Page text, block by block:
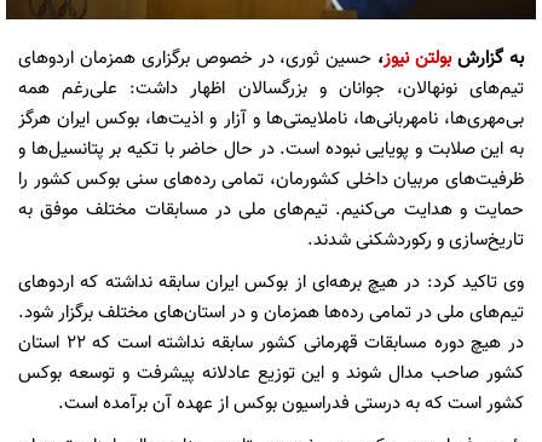
به گزارشبولتن نیوز، حسین ثوری، در خصوص برگزاری همزمان اردوهای
تیم‌های نونهالان، جوانان و بزرگسالان اظهار داشت: علی‌رغم همه
بی‌مهری‌ها، نامهربانی‌ها، ناملایمتی‌ها و آزار و اذیت‌ها، بوکس ایران هرگز
به این صلابت و پویایی نبوده است. در حال حاضر با تکیه بر پتانسیل‌ها و
ظرفیت‌های مربیان داخلی کشورمان، تمامی رده‌های سنی بوکس کشور را
حمایت و هدایت می‌کنیم. تیم‌های ملی در مسابقات مختلف موفق به
تاریخ‌سازی و رکوردشکنی شدند.
وی تاکید کرد: در هیچ برهه‌ای از بوکس ایران سابقه نداشته که اردوهای
تیم‌های ملی در تمامی رده‌ها همزمان و در استان‌های مختلف برگزار شود.
در هیچ دوره مسابقات قهرمانی کشور سابقه نداشته است که 22 استان
کشور صاحب مدال شوند و این توزیع عادلانه پیشرفت و توسعه بوکس
کشور است که به درستی فدراسیون بوکس از عهده آن برآمده است.